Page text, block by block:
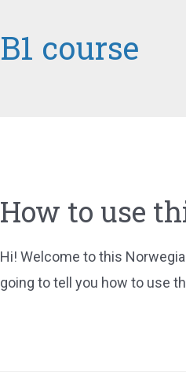
B1 course
How to use
Hi! Welcome to this
going to tell you how to use